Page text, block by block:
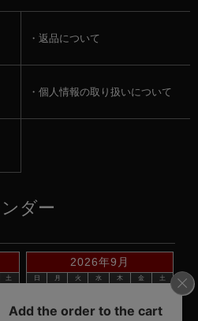
返品について
個人情報の取り扱いについて
ダー
土
15
2026年9月
日 月 火 水 木 金
土
13
14 15 16 17 18 19